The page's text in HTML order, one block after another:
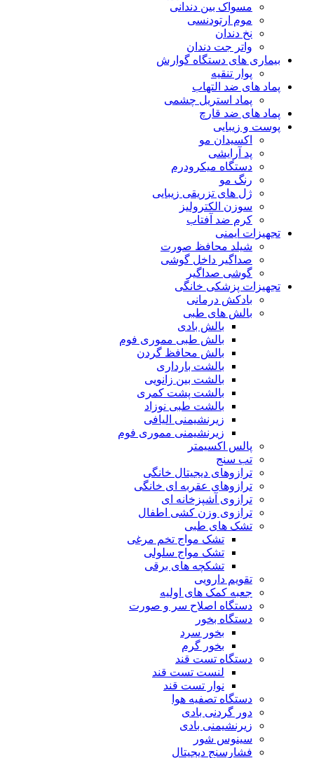
مسواک بین دندانی
موم ارتودنسی
نخ دندان
واتر جت دندان
بیماری های دستگاه گوارش
پوار تنقیه
پماد های ضد التهاب
پماد استریل چشمی
پماد های ضد قارچ
پوست و زیبایی
اکسیدان مو
پد آرایشی
دستگاه میکرودرم
رنگ مو
ژل های تزریقی زیبایی
سوزن الکترولیز
کرم ضد آفتاب
تجهیزات ایمنی
شیلد محافظ صورت
صداگیر داخل گوشی
گوشی صداگیر
تجهیزات پزشکی خانگی
بادکش درمانی
بالش های طبی
بالش بادی
بالش طبی مموری فوم
بالش محافظ گردن
بالشت بارداری
بالشت بین زانویی
بالشت پشت کمری
بالشت طبی نوزاد
زیرنشیمنی الیافی
زیرنشیمنی مموری فوم
پالس اکسیمتر
تب سنج
ترازوهای دیجیتال خانگی
ترازوهای عقربه ای خانگی
ترازوی آشپزخانه ای
ترازوی وزن کشی اطفال
تشک های طبی
تشک مواج تخم مرغی
تشک مواج سلولی
تشکچه های برقی
تقویم دارویی
جعبه کمک های اولیه
دستگاه اصلاح سر و صورت
دستگاه بخور
بخور سرد
بخور گرم
دستگاه تست قند
لنست تست قند
نوار تست قند
دستگاه تصفیه هوا
دور گردنی بادی
زیرنشیمنی بادی
سینوس شور
فشارسنج دیجیتال